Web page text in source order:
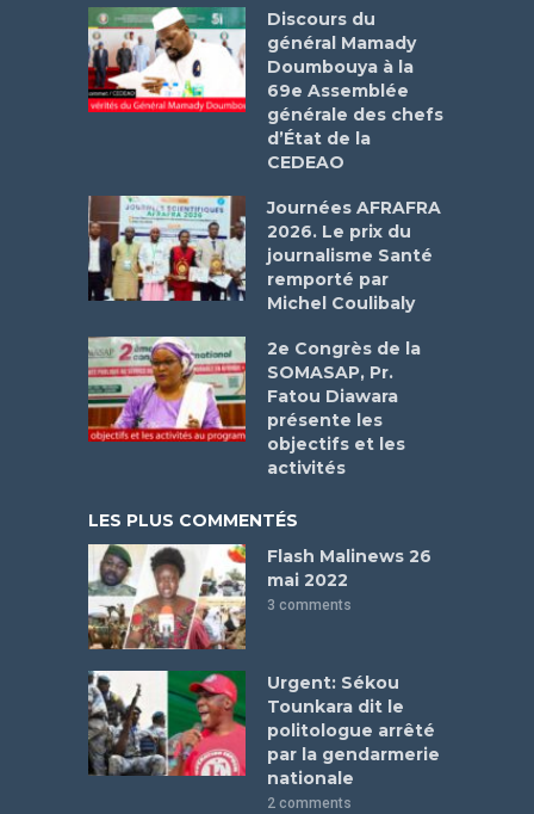
Discours du
général Mamady
Doumbouya à la
69e Assemblée
générale des chefs
d’État de la
CEDEAO
Journées AFRAFRA
2026. Le prix du
journalisme Santé
remporté par
Michel Coulibaly
2e Congrès de la
SOMASAP, Pr.
Fatou Diawara
présente les
objectifs et les
activités
LES PLUS COMMENTÉS
Flash Malinews 26
mai 2022
3 comments
Urgent: Sékou
Tounkara dit le
politologue arrêté
par la gendarmerie
nationale
2 comments